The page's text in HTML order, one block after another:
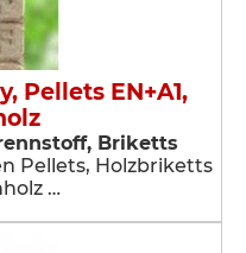
Pellets EN+A1,
Briketts
Pellets, Holzbriketts
…